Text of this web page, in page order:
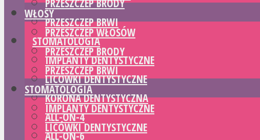
PRZESZCZEP BRODY
PRZESZCZEP BRWI
STOMATOLOGIA
IMPLANTY DENTYSTYCZNE
LICÓWKI DENTYSTYCZNE
KORONA DENTYSTYCZNA
ALL-ON-4
ALL-ON-6
WŁOSY
PRZESZCZEP WŁOSÓW
PRZESZCZEP BRODY
PRZESZCZEP BRWI
STOMATOLOGIA
IMPLANTY DENTYSTYCZNE
LICÓWKI DENTYSTYCZNE